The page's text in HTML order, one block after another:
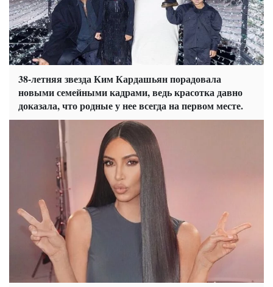
38-летняя звезда Ким Кардашьян порадовала
новыми семейными кадрами, ведь красотка давно
доказала, что родные у нее всегда на первом месте.